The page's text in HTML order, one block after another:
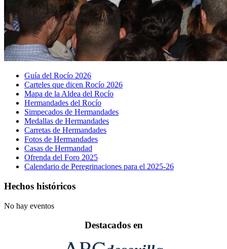
Guía del Rocío 2026
Carteles que dicen Rocío 2026
Mapa de la Aldea del Rocío
Hermandades del Rocío
Simpecados de Hermandades
Medallas de Hermandades
Carretas de Hermandades
Fotos de Hermandades
Casas de Hermandad
Ofrenda del Foro 2025
Calendario de Peregrinaciones para el 2025-26
Hechos históricos
No hay eventos
Destacados en